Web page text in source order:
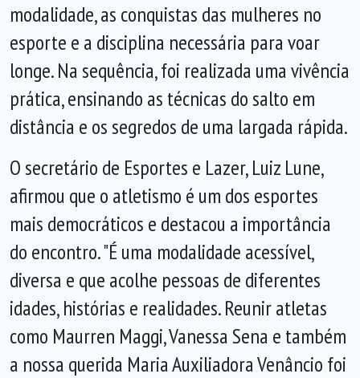
modalidade, as conquistas das mulheres no
esporte e a disciplina necessária para voar
longe. Na sequência, foi realizada uma vivência
prática, ensinando as técnicas do salto em
distância e os segredos de uma largada rápida.
O secretário de Esportes e Lazer, Luiz Lune,
afirmou que o atletismo é um dos esportes
mais democráticos e destacou a importância
do encontro. "É uma modalidade acessível,
diversa e que acolhe pessoas de diferentes
idades, histórias e realidades. Reunir atletas
como Maurren Maggi, Vanessa Sena e também
a nossa querida Maria Auxiliadora Venâncio foi